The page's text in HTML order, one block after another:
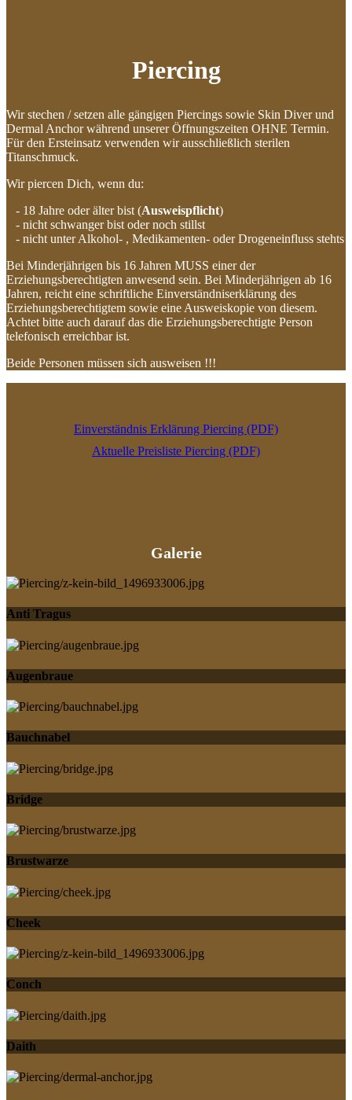
Piercing
Wir stechen / setzen alle gängigen Piercings sowie Skin Diver und
Dermal Anchor während unserer Öffnungszeiten OHNE Termin.
Für den Ersteinsatz verwenden wir ausschließlich sterilen
Titanschmuck.
Wir piercen Dich, wenn du:
- 18 Jahre oder älter bist (Ausweispflicht)
- nicht schwanger bist oder noch stillst
- nicht unter Alkohol- , Medikamenten- oder Drogeneinfluss stehts
Bei Minderjährigen bis 16 Jahren MUSS einer der
Erziehungsberechtigten anwesend sein. Bei Minderjährigen ab 16
Jahren, reicht eine schriftliche Einverständniserklärung des
Erziehungsberechtigtem sowie eine Ausweiskopie von diesem.
Achtet bitte auch darauf das die Erziehungsberechtigte Person
telefonisch erreichbar ist.
Beide Personen müssen sich ausweisen !!!
Einverständnis Erklärung Piercing (PDF)
Aktuelle Preisliste Piercing (PDF)
Galerie
Anti Tragus
Augenbraue
Bauchnabel
Bridge
Brustwarze
Cheek
Conch
Daith